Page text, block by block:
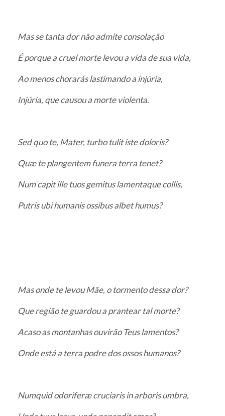
Mas se tanta dor não admite consolação
É porque a cruel morte levou a vida de sua vida,
Ao menos chorarás lastimando a injúria,
Injúria, que causou a morte violenta.
Sed quo te, Mater, turbo tulit iste doloris?
Quæ te plangentem funera terra tenet?
Num capit ille tuos gemitus lamentaque collis,
Putris ubi humanis ossibus albet humus?
Mas onde te levou Mãe, o tormento dessa dor?
Que região te guardou a prantear tal morte?
Acaso as montanhas ouvirão Teus lamentos?
Onde está a terra podre dos ossos humanos?
Numquid odoriferæ cruciaris in arboris umbra,